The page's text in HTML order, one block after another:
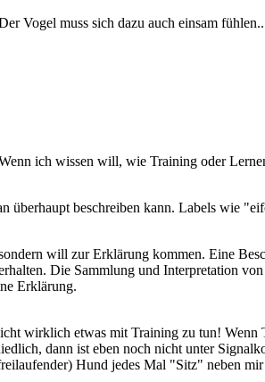
Vogel muss sich dazu auch einsam
ich wissen will, wie Training oder
überhaupt beschreiben kann. Labels wie
will zur Erklärung kommen. Eine
Die Sammlung und Interpretation
Erklärung.
wirklich etwas mit Training zu tun!
dann ist eben noch nicht unter
Hund jedes Mal "Sitz" neben